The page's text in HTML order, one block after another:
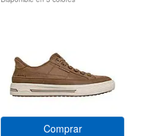
Comprar